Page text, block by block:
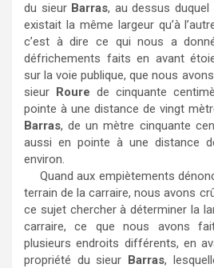
du sieur Barras, au dessus
existait la même largeur qu’à
c’est à dire ce qui nous a
défrichements faits en avant
sur la voie publique, que nous
sieur Roure de cinquante
pointe à une distance de vingt
Barras, de un mètre cinquante
aussi en pointe à une distance
environ.
Quand aux empiètements
terrain de la carraire, nous avons
ce sujet chercher à déterminer la
carraire, ce que nous avons
plusieurs endroits différents, en
propriété du sieur Barras,